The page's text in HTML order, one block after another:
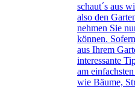
schaut´s aus
also den
nehmen Sie
können.
aus Ihrem
interessante
am
wie Bäume,